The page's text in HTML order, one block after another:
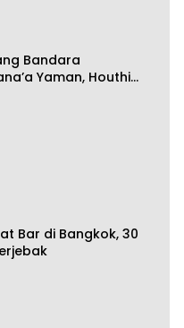
Bandara
Yaman, Houthi
Bar di Bangkok, 30